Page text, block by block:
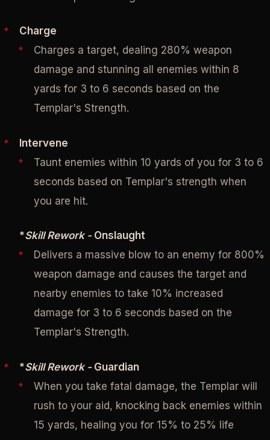
Charge
Charges a target, dealing 280% weapon
damage and stunning all enemies within 8
yards for 3 to 6 seconds based on the
Templar's Strength.
Intervene
Taunt enemies within 10 yards of you for 3 to 6
seconds based on Templar's strength when
you are hit.
*Skill Rework - Onslaught
Delivers a massive blow to an enemy for 800%
weapon damage and causes the target and
nearby enemies to take 10% increased
damage for 3 to 6 seconds based on the
Templar's Strength.
*Skill Rework - Guardian
When you take fatal damage, the Templar will
rush to your aid, knocking back enemies within
15 yards, healing you for 15% to 25% life